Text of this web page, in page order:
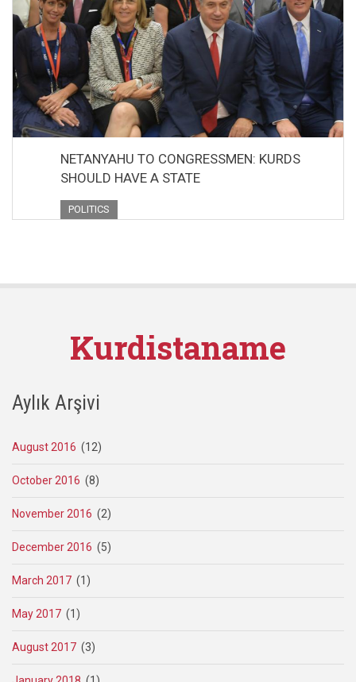
NETANYAHU TO CONGRESSMEN: KURDS
SHOULD HAVE A STATE
POLITICS
Kurdistaname
Aylık Arşivi
August 2016 (12)
October 2016 (8)
November 2016 (2)
December 2016 (5)
March 2017 (1)
May 2017 (1)
August 2017 (3)